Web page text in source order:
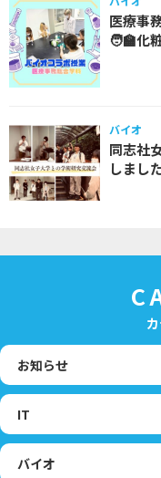
医療事
🧑‍🏫化
バイオ
同志社
しまし
お知らせ
IT
バイオ